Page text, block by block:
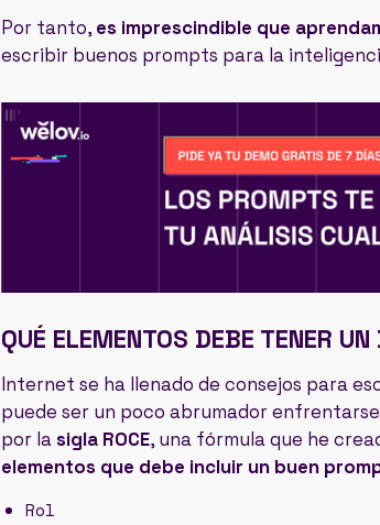
Por tanto, es imprescindible que
escribir buenos prompts para la
QUÉ ELEMENTOS DEBE TENER
Internet se ha llenado de consejos para
puede ser un poco abrumador
por lasigla ROCE, una fórmula que he
elementos que debe incluir un buen
Rol